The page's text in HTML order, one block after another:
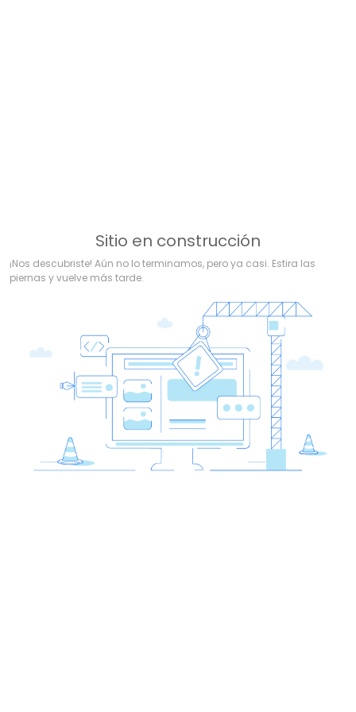
Sitio en construcción
¡Nos descubriste! Aún no lo terminamos, pero ya casi. Estira las
piernas y vuelve más tarde.